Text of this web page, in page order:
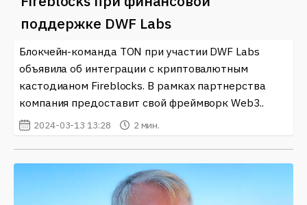
поддержке DWF Labs
Блокчейн-команда TON при участии DWF Labs
объявила об интеграции с криптовалютным
кастодианом Fireblocks. В рамках партнерства
компания предоставит свой фреймворк Web3..
2024-03-13 13:28 2 мин.